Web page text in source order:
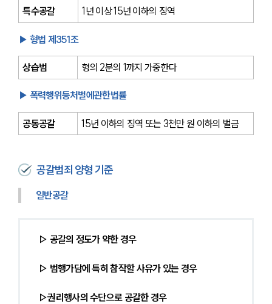
특수공갈 1년 이상 15년 이하의 징역
▶ 형법 제351조
상습범 형의 2분의 1까지 가중한다
▶ 폭력행위등처벌에관한법률
공동공갈 15년 이하의 징역 또는 3천만 원 이하의 벌금
공갈범죄 양형 기준
일반공갈
▷ 공갈의 정도가 약한 경우
▷ 범행가담에 특히 참작할 사유가 있는 경우
▷권리행사의 수단으로 공갈한 경우